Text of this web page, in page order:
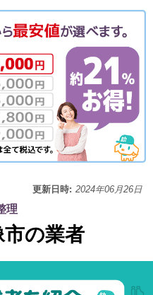
更新日時: 2024年06月26日
理
の業者